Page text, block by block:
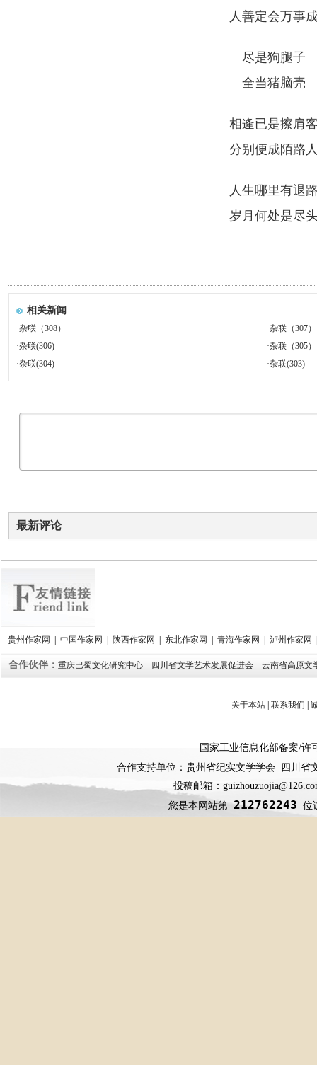
人善定会万事
尽是狗腿子
全当猪脑壳
相逄已是擦肩
分别便成陌路
人生哪里有退
岁月何处是尽
相关新闻
·杂联（308） ·杂联（307）
·杂联(306) ·杂联（305）
·杂联(304) ·杂联(303)
最新评论
贵州作家网 | 中国作家网 | 陕西作家网 | 东北作家网 | 青海作家网 | 泸州作家网
合作伙伴： 重庆巴蜀文化研究中心 四川省文学艺术发展促进会 云南省高原文
关于本站| 联系我们 |
国家工业信息化部备案/许
合作支持单位：贵州省纪实文学学会 四川
投稿邮箱：
您是本网站第212762243